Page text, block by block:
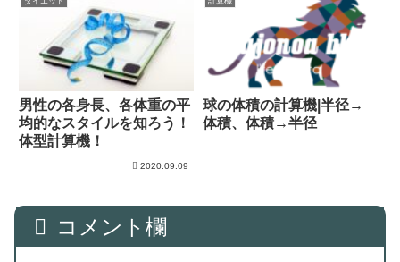
男性の各身長、各体重の平
均的なスタイルを知ろう！
体型計算機！
2020.09.09
球の体積の計算機|半径→
体積、体積→半径
コメント欄